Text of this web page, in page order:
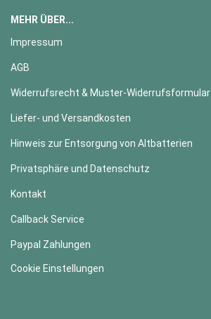
MEHR ÜBER...
Impressum
AGB
Widerrufsrecht & Muster-Widerrufsformular
Liefer- und Versandkosten
Hinweis zur Entsorgung von Altbatterien
Privatsphäre und Datenschutz
Kontakt
Callback Service
Paypal Zahlungen
Cookie Einstellungen